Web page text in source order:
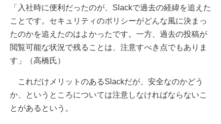
「入社時に便利だったのが、Slackで過去の経緯を追えた
ことです。セキュリティのポリシーがどんな風に決まっ
たのかを追えたのはよかったです。一方、過去の投稿が
閲覧可能な状況で残ることは、注意すべき点でもありま
す」（高橋氏）
これだけメリットのあるSlackだが、安全なのかどう
か、というところについては注意しなければならないこ
とがあるという。